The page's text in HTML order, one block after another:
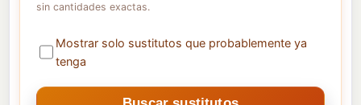
sin cantidades exactas.
Mostrar solo sustitutos que probablemente ya
tenga